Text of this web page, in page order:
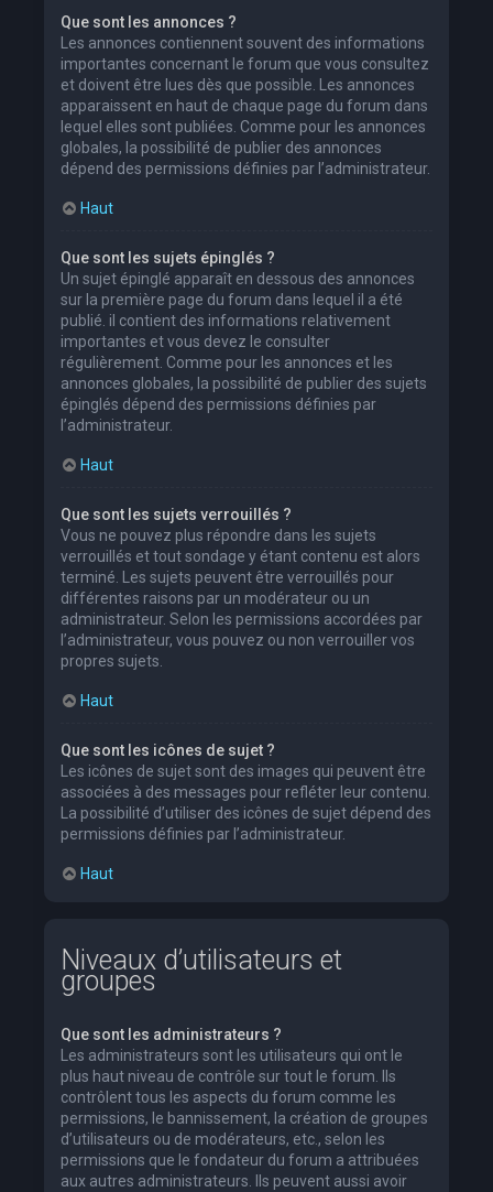
Que sont les annonces ?
Les annonces contiennent souvent des informations
importantes concernant le forum que vous consultez
et doivent être lues dès que possible. Les annonces
apparaissent en haut de chaque page du forum dans
lequel elles sont publiées. Comme pour les annonces
globales, la possibilité de publier des annonces
dépend des permissions définies par l’administrateur.
Haut
Que sont les sujets épinglés ?
Un sujet épinglé apparaît en dessous des annonces
sur la première page du forum dans lequel il a été
publié. il contient des informations relativement
importantes et vous devez le consulter
régulièrement. Comme pour les annonces et les
annonces globales, la possibilité de publier des sujets
épinglés dépend des permissions définies par
l’administrateur.
Haut
Que sont les sujets verrouillés ?
Vous ne pouvez plus répondre dans les sujets
verrouillés et tout sondage y étant contenu est alors
terminé. Les sujets peuvent être verrouillés pour
différentes raisons par un modérateur ou un
administrateur. Selon les permissions accordées par
l’administrateur, vous pouvez ou non verrouiller vos
propres sujets.
Haut
Que sont les icônes de sujet ?
Les icônes de sujet sont des images qui peuvent être
associées à des messages pour refléter leur contenu.
La possibilité d’utiliser des icônes de sujet dépend des
permissions définies par l’administrateur.
Haut
Niveaux d’utilisateurs et
groupes
Que sont les administrateurs ?
Les administrateurs sont les utilisateurs qui ont le
plus haut niveau de contrôle sur tout le forum. Ils
contrôlent tous les aspects du forum comme les
permissions, le bannissement, la création de groupes
d’utilisateurs ou de modérateurs, etc., selon les
permissions que le fondateur du forum a attribuées
aux autres administrateurs. Ils peuvent aussi avoir